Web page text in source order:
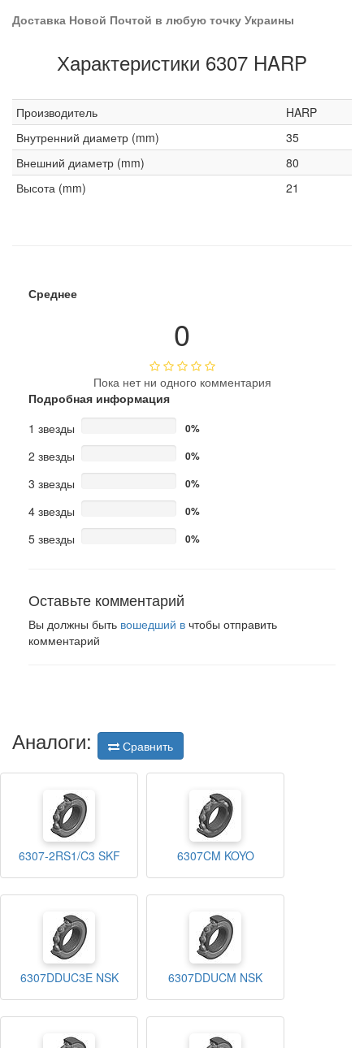
Доставка Новой Почтой в любую точку Украины
Характеристики 6307 HARP
Производитель
HARP
Внутренний диаметр (mm)
35
Внешний диаметр (mm)
80
Высота (mm)
21
Среднее
0
Пока нет ни одного комментария
Подробная информация
1 звезды
0%
2 звезды 0%
3 звезды 0%
4 звезды 0%
5 звезды 0%
Оставьте комментарий
Вы должны быть вошедший в чтобы отправить
комментарий
Аналоги: Сравнить
6307-2RS1/C3 SKF 6307CM KOYO
6307DDUC3E NSK 6307DDUCM NSK